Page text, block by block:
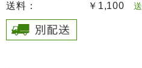
送料：
￥1,100 送